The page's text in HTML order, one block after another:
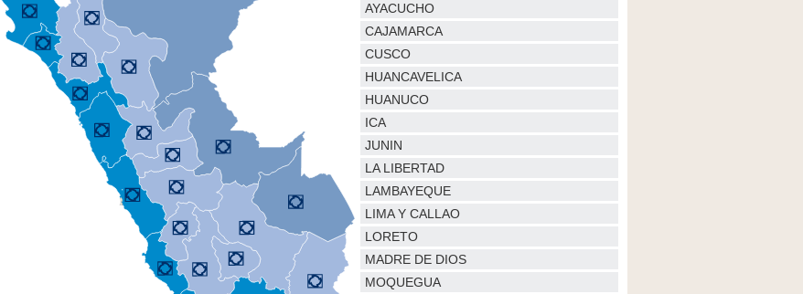
AYACUCHO
CAJAMARCA
CUSCO
HUANCAVELICA
HUANUCO
ICA
JUNIN
LA LIBERTAD
LAMBAYEQUE
LIMA Y CALLAO
LORETO
MADRE DE DIOS
MOQUEGUA